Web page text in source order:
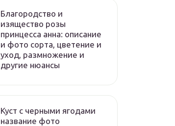
Благородство и
изящество розы
принцесса анна: описание
и фото сорта, цветение и
уход, размножение и
другие нюансы
Куст с черными ягодами
название фото